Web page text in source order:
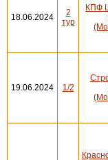
18.06.2024
2
тур
КПФ
19.06.2024 1/2